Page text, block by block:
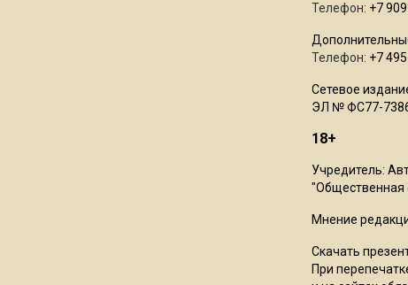
Телефон: +7
Телефон: +7
Сетевое
ЭЛ № ФС77-
18+
Учредитель:
"Общественная
Мнение
Скачать
При